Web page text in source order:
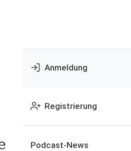
Anmeldung
Registrierung
Podcast-News